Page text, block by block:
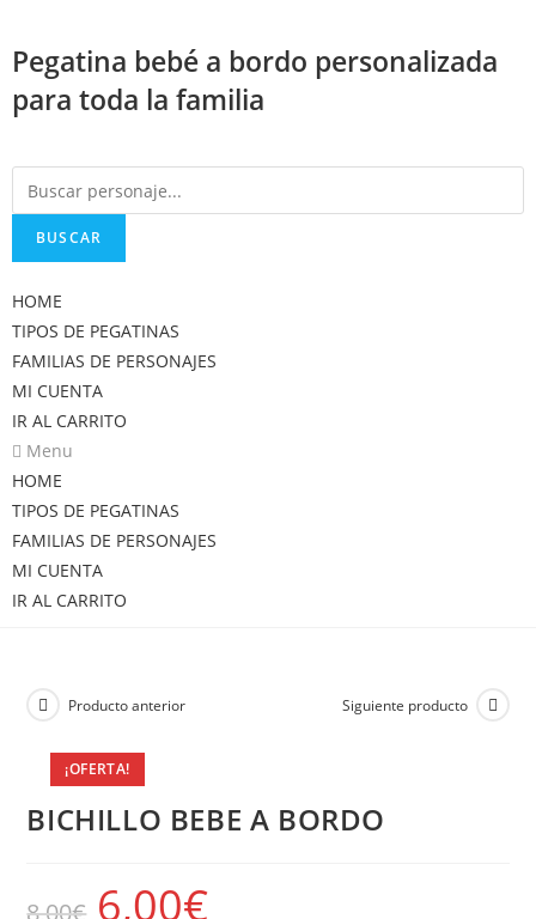
contenido
Pegatina bebé a bordo personalizada
para toda la familia
BUSCAR
HOME
TIPOS DE PEGATINAS
FAMILIAS DE PERSONAJES
MI CUENTA
IR AL CARRITO
Menu
HOME
TIPOS DE PEGATINAS
FAMILIAS DE PERSONAJES
MI CUENTA
IR AL CARRITO
¡OFERTA!
Producto anterior Siguiente producto
BICHILLO BEBE A BORDO
8,00€ 6,00€